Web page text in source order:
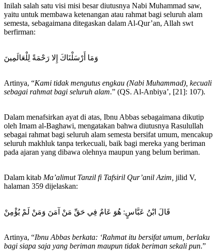
Inilah salah satu visi misi besar diutusnya Nabi Muhammad saw,
yaitu untuk membawa ketenangan atau rahmat bagi seluruh alam
semesta, sebagaimana ditegaskan dalam Al-Qur’an, Allah swt
berfirman:
وَمَا أَرْسَلْنَاكَ إِلا رَحْمَةً لِلْعَالَمِينَ
Artinya, “Kami tidak mengutus engkau (Nabi Muhammad), kecuali
sebagai rahmat bagi seluruh alam.” (QS. Al-Anbiya’, [21]: 107).
Dalam menafsirkan ayat di atas, Ibnu Abbas sebagaimana dikutip
oleh Imam al-Baghawi, mengatakan bahwa diutusnya Rasulullah
sebagai rahmat bagi seluruh alam semesta bersifat umum, mencakup
seluruh makhluk tanpa terkecuali, baik bagi mereka yang beriman
pada ajaran yang dibawa olehnya maupun yang belum beriman.
Dalam kitab Ma’alimut Tanzil fi Tafsiril Qur’anil Azim, jilid V,
halaman 359 dijelaskan:
قَالَ ابْنُ عَبَّاسٍ: هُوَ عَامٌ فِي حَقِّ مَنْ آمَنَ وَمَنْ لَمْ يُؤْمِنْ
Artinya, “Ibnu Abbas berkata: ‘Rahmat itu bersifat umum, berlaku
bagi siapa saja yang beriman maupun tidak beriman sekali pun.”